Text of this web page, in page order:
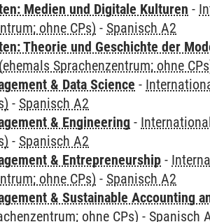
Medien und Digitale Kulturen -
ohne CPs) - Spanisch A2
Theorie und Geschichte der
Sprachenzentrum; ohne
& Data Science -
- Spanisch A2
& Engineering -
- Spanisch A2
& Entrepreneurship -
ohne CPs) - Spanisch A2
& Sustainable Accounting
ohne CPs) - Spanisch